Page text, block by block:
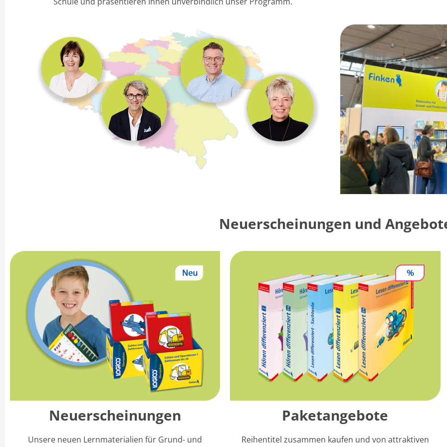
Neuerscheinungen und
Neuerscheinungen
Unsere neuen Lernmaterialien für Grund- und
Paketangebote
Reihentitel zusammen kaufen und von attraktiven